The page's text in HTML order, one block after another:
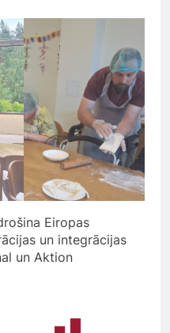
Eiropas
un integrācijas
un Aktion